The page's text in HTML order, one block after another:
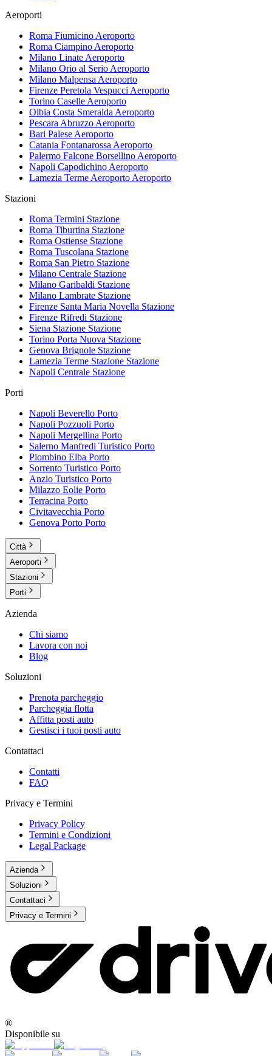
Aeroporti
Roma Fiumicino Aeroporto
Roma Ciampino Aeroporto
Milano Linate Aeroporto
Milano Orio al Serio Aeroporto
Milano Malpensa Aeroporto
Firenze Peretola Vespucci Aeroporto
Torino Caselle Aeroporto
Olbia Costa Smeralda Aeroporto
Pescara Abruzzo Aeroporto
Bari Palese Aeroporto
Catania Fontanarossa Aeroporto
Palermo Falcone Borsellino Aeroporto
Napoli Capodichino Aeroporto
Lamezia Terme Aeroporto Aeroporto
Stazioni
Roma Termini Stazione
Roma Tiburtina Stazione
Roma Ostiense Stazione
Roma Tuscolana Stazione
Roma San Pietro Stazione
Milano Centrale Stazione
Milano Garibaldi Stazione
Milano Lambrate Stazione
Firenze Santa Maria Novella Stazione
Firenze Rifredi Stazione
Siena Stazione Stazione
Torino Porta Nuova Stazione
Genova Brignole Stazione
Lamezia Terme Stazione Stazione
Napoli Centrale Stazione
Porti
Napoli Beverello Porto
Napoli Pozzuoli Porto
Napoli Mergellina Porto
Salerno Manfredi Turistico Porto
Piombino Elba Porto
Sorrento Turistico Porto
Anzio Turistico Porto
Milazzo Eolie Porto
Terracina Porto
Civitavecchia Porto
Genova Porto Porto
Città
Aeroporti
Stazioni
Porti
Azienda
Chi siamo
Lavora con noi
Blog
Soluzioni
Prenota parcheggio
Parcheggia flotta
Affitta posti auto
Gestisci i tuoi posti auto
Contattaci
Contatti
FAQ
Privacy e Termini
Privacy Policy
Termini e Condizioni
Legal Package
Azienda
Soluzioni
Contattaci
Privacy e Termini
®
Disponibile su